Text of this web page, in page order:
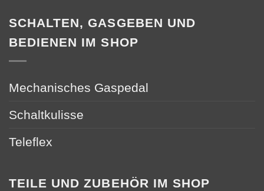
SCHALTEN, GASGEBEN UND
BEDIENEN IM SHOP
Mechanisches Gaspedal
Schaltkulisse
Teleflex
TEILE UND ZUBEHÖR IM SHOP